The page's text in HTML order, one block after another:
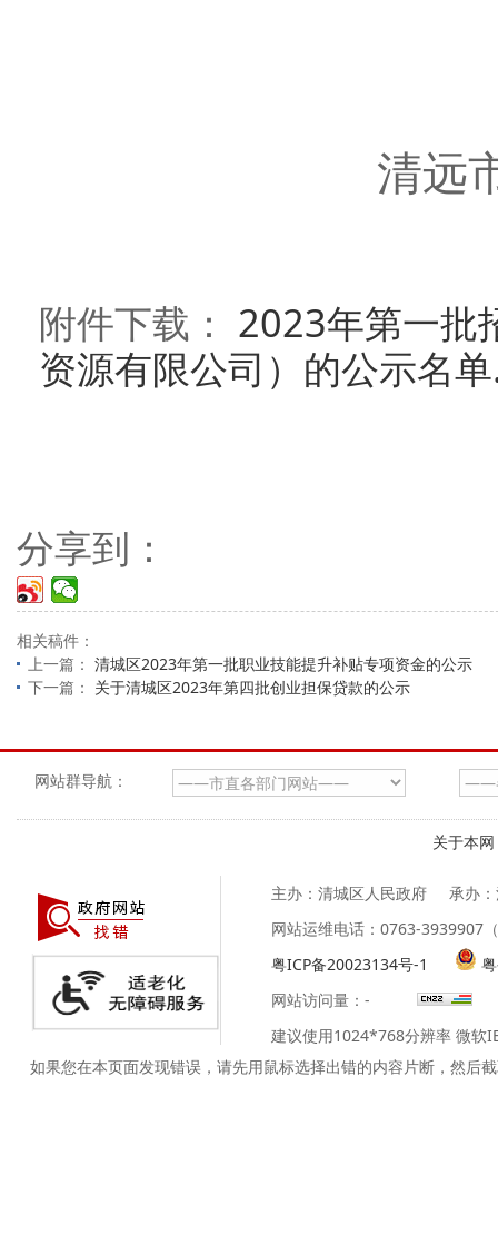
清远
附件下载： 2023年第一批
资源有限公司）的公示名
分享到：
相关稿件：
上一篇： 清城区2023年第一批职业技能提升补贴专项资金的公示
下一篇： 关于清城区2023年第四批创业担保贷款的公示
网站群导航：
关于本网
主办：清城区人民政府
承办
网站运维电话：0763-3939907
粤ICP备20023134号-1
网站访问量： -
建议使用1024*768分辨率 微软
如果您在本页面发现错误，请先用鼠标选择出错的内容片断，然后